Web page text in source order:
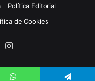
Política Editorial
de Cookies
Instagram